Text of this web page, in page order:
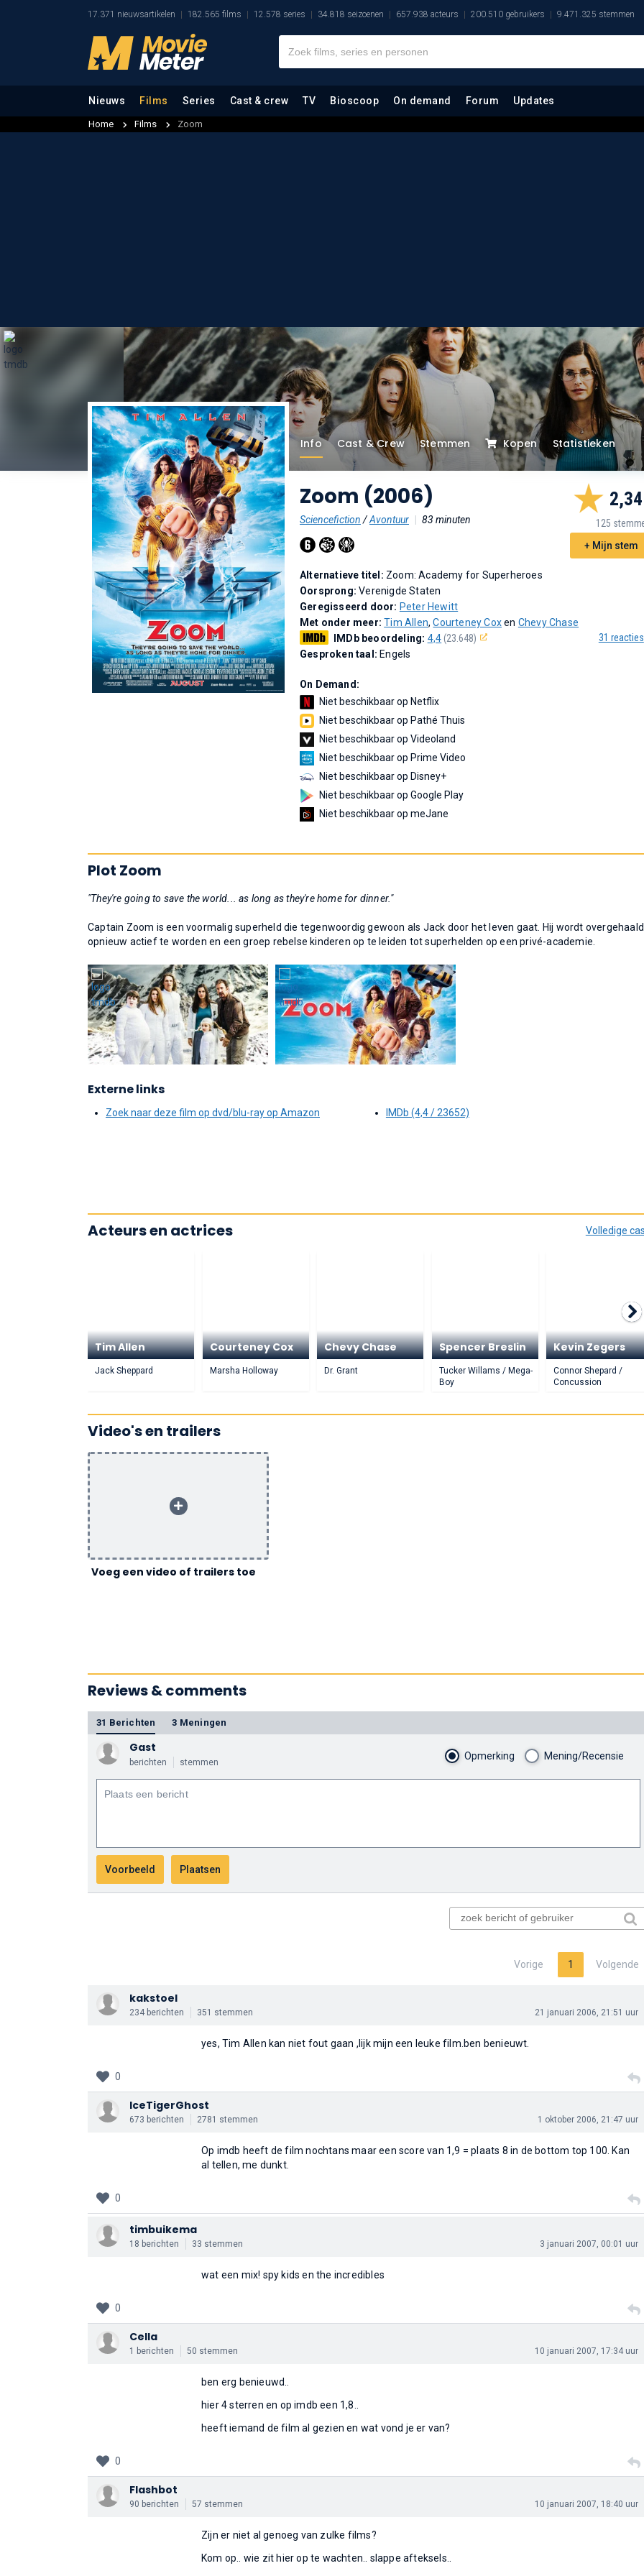
17.371 nieuwsartikelen 182.565 films 12.578 series 34.818 seizoenen 657.938 acteurs 200.510 gebruikers 9.471.325 stemmen
Nieuws Films Series Cast & crew TV Bioscoop On demand Forum Updates
Home Films Zoom
Info Cast & Crew Stemmen Kopen Statistieken
Zoom (2006)
Sciencefiction /Avontuur 83 minuten
2,34
125
+ Mijn stem
31 reacties
Alternatieve titel: Zoom: Academy for Superheroes
Oorsprong:Verenigde Staten
Geregisseerd door: Peter Hewitt
Met onder meer:Tim Allen,Courteney Coxen Chevy Chase
IMDb beoordeling: 4,4(23.648)
Gesproken taal: Engels
On Demand:
Niet beschikbaar op Netflix
Niet beschikbaar op Pathé Thuis
Niet beschikbaar op Videoland
Niet beschikbaar op Prime Video
Niet beschikbaar op Disney+
Niet beschikbaar op Google Play
Niet beschikbaar op meJane
Plot Zoom
"They're going to save the world... as long as they're home for dinner."
Captain Zoom is een voormalig superheld die tegenwoordig gewoon als Jack door het leven gaat. Hij wordt overgehaald
opnieuw actief te worden en een groep rebelse kinderen op te leiden tot superhelden op een privé-academie.
Externe links
Zoek naar deze film op dvd/blu-ray op Amazon IMDb (4,4 / 23652)
Volledige
Acteurs en actrices
Tim Allen
Jack Sheppard
Courteney Cox
Marsha Holloway
Chevy Chase
Dr. Grant
Spencer Breslin
Tucker Willams / Mega-
Boy
Kevin Zegers
Connor Shepard /
Concussion
Video's en trailers
Voeg een video of trailers toe
Reviews & comments
31 Berichten 3 Meningen
Gast
berichten stemmen
Opmerking Mening/Recensie
Vorige 1 Volgende
kakstoel
234 berichten 351 stemmen 21 januari 2006, 21:51 uur
yes, Tim Allen kan niet fout gaan ,lijk mijn een leuke film.ben benieuwt.
0
IceTigerGhost
673 berichten 2781 stemmen 1 oktober 2006, 21:47 uur
Op imdb heeft de film nochtans maar een score van 1,9 = plaats 8 in de bottom top 100. Kan
al tellen, me dunkt.
0
timbuikema
18 berichten 33 stemmen 3 januari 2007, 00:01 uur
wat een mix! spy kids en the incredibles
0
Cella
1 berichten 50 stemmen 10 januari 2007, 17:34 uur
ben erg benieuwd..
hier 4 sterren en op imdb een 1,8..
heeft iemand de film al gezien en wat vond je er van?
0
Flashbot
90 berichten 57 stemmen 10 januari 2007, 18:40 uur
Zijn er niet al genoeg van zulke films?
Kom op.. wie zit hier op te wachten.. slappe afteksels..